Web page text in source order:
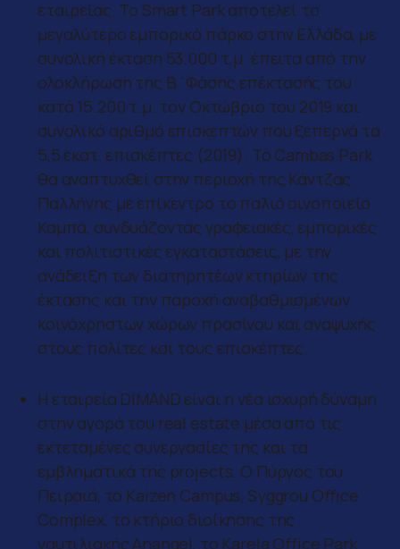
εταιρείας. Το Smart Park αποτελεί το
μεγαλύτερο εμπορικό πάρκο στην Ελλάδα, με
συνολική έκταση 53.000 τ.μ. έπειτα από την
ολοκλήρωση της Β΄Φάσης επέκτασής του
κατά 15.200 τ.μ. τον Οκτώβριο του 2019 και
συνολικό αριθμό επισκεπτών που ξεπερνά τα
5,5 εκατ. επισκέπτες (2019). Το Cambas Park
θα αναπτυχθεί στην περιοχή της Κάντζας
Παλλήνης με επίκεντρο το παλιό οινοποιείο
Καμπά, συνδυάζοντας γραφειακές, εμπορικές
και πολιτιστικές εγκαταστάσεις, με την
ανάδειξη των διατηρητέων κτηρίων της
έκτασης και την παροχή αναβαθμισμένων
κοινόχρηστων χώρων πρασίνου και αναψυχής
στους πολίτες και τους επισκέπτες.
Η εταιρεία DIMAND είναι η νέα ισχυρή δύναμη
στην αγορά του real estate μέσα από τις
εκτεταμένες συνεργασίες της και τα
εμβληματικά της projects. Ο Πύργος του
Πειραιά, το Kaizen Campus, Syggrou Office
Complex, το κτήριο διοίκησης της
ναυτιλιακής Anangel, το Karela Office Park